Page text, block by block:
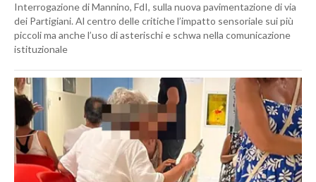
Interrogazione di Mannino, FdI, sulla nuova pavimentazione di via
dei Partigiani. Al centro delle critiche l’impatto sensoriale sui più
piccoli ma anche l’uso di asterischi e schwa nella comunicazione
istituzionale